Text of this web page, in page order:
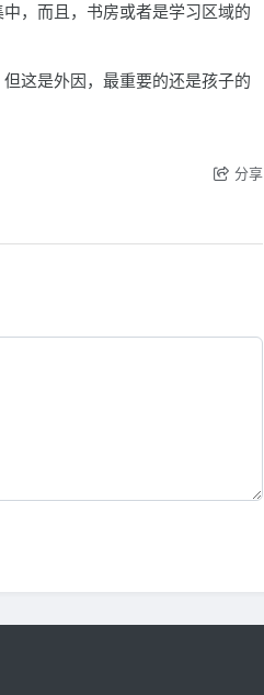
，而且，书房或者是学习区域的
这是外因，最重要的还是孩子的
分享